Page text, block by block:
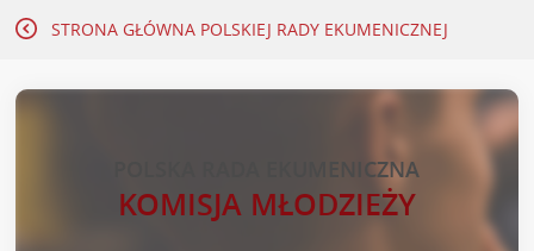
STRONA GŁÓWNA POLSKIEJ RADY EKUMENICZNEJ
POLSKA RADA EKUMENICZNA
KOMISJA MŁODZIEŻY